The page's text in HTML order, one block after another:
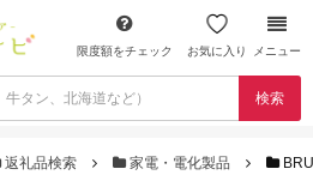
限度額をチェック お気に入り メニュー
検索
返礼品検索 家電・電化製品